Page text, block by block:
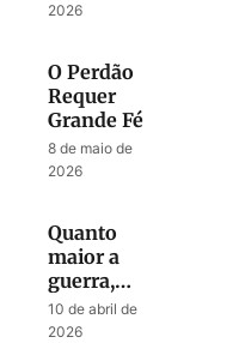
2026
O Perdão
Requer
Grande Fé
8 de maio de
2026
Quanto
maior a
guerra,
maior o
despertar
10 de abril de
2026